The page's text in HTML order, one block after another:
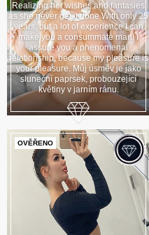
Realizing her wishes and fantasies
as she never get it done With only 25
years, but a lot of experience I can
make you a consummate man! I
assure you a phenomenal
relationship, because my pleasure is
your pleasure. Můj úsměv je jako
sluneční paprsek, probouzející
květiny v jarním ránu.
OVĚŘENO